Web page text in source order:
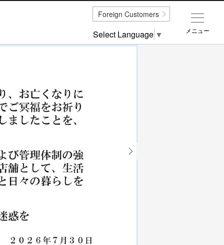
メニュー
Foreign Customers
Select Language ▼